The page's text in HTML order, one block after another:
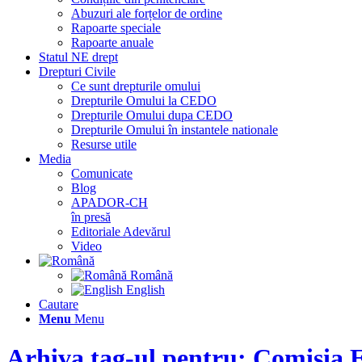
Abuzuri ale forțelor de ordine
Rapoarte speciale
Rapoarte anuale
Statul NE drept
Drepturi Civile
Ce sunt drepturile omului
Drepturile Omului la CEDO
Drepturile Omului dupa CEDO
Drepturile Omului în instantele nationale
Resurse utile
Media
Comunicate
Blog
APADOR-CH
în presă
Editoriale Adevărul
Video
Română
English
Cautare
Menu Menu